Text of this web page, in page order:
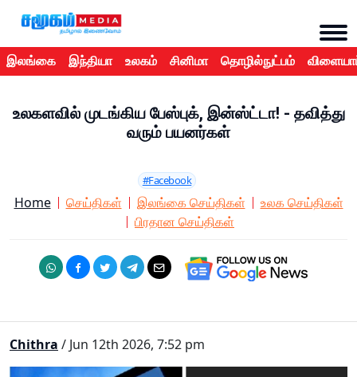
இலங்கை இந்தியா உலகம் சினிமா தொழில்நுட்பம்
​உலகளவில் முடங்கிய பேஸ்புக், இன்ஸ்ட்டா! - தவித்து
வரும் பயனர்கள்
#Facebook
Home செய்திகள் இலங்கை செய்திகள்
உலக செய்திகள்
பிரதான செய்திகள்
Chithra / Jun 12th 2026, 7:52 pm